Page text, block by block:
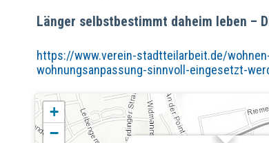
Länger selbstbestimmt daheim leben –
https://www.verein-stadtteilarbeit.de/
wohnungsanpassung-sinnvoll-eingesetzt-
+
−